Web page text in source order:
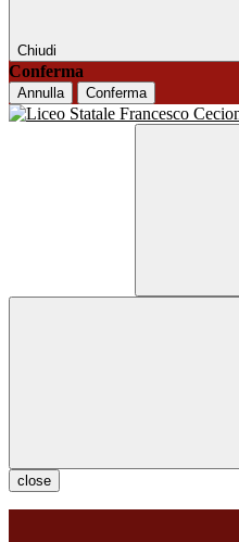
Chiudi
Conferma
Annulla Conferma
close